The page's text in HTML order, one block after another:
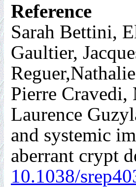
Reference
Sarah Bettini,
Gaultier,
Pierre Cravedi,
Laurence
and systemic
aberrant crypt
10.1038/